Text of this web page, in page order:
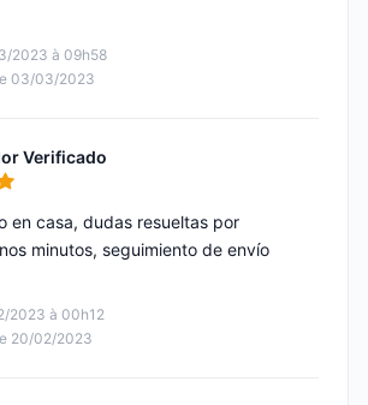
2023 à 09h58
03/03/2023
Verificado
5
2023 à 00h12
20/02/2023
en casa, dudas resueltas por
minutos, seguimiento de envío